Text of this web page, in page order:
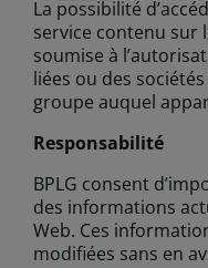
La possibilité
service contenu sur
soumise à
liées ou des
groupe auquel
Responsabilité
BPLG consent
des informations
Web. Ces
modifiées sans en